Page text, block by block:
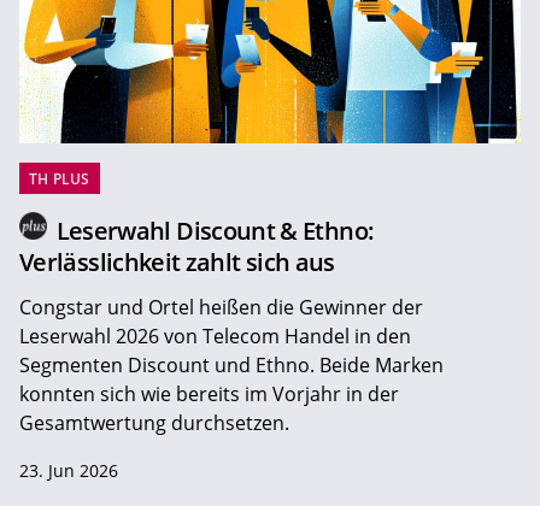
TH PLUS
Leserwahl Discount & Ethno:
Verlässlichkeit zahlt sich aus
Congstar und Ortel heißen die Gewinner der
Leserwahl 2026 von Telecom Handel in den
Segmenten Discount und Ethno. Beide Marken
konnten sich wie bereits im Vorjahr in der
Gesamtwertung durchsetzen.
23. Jun 2026